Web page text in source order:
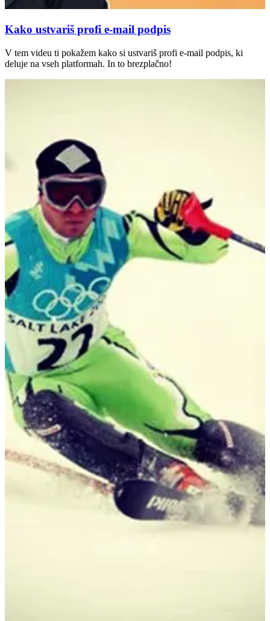
Kako ustvariš profi e-mail podpis
V tem videu ti pokažem kako si ustvariš profi e-mail podpis, ki
deluje na vseh platformah. In to brezplačno!